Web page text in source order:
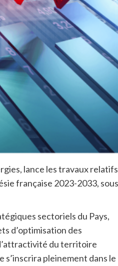
lance les travaux relatifs
française 2023-2033, sous
sectoriels du Pays,
d’optimisation des
du territoire
pleinement dans le